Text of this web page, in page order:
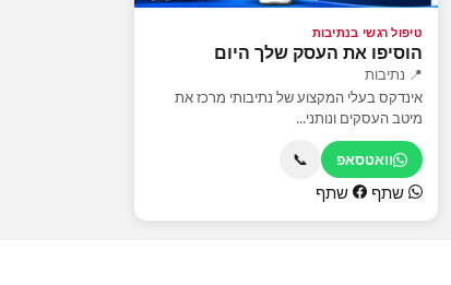
טיפול רגשי בנתיבות
הוסיפו את העסק שלך היום
📍 נתיבות
אינדקס בעלי המקצוע של נתיבותי מרכז את
מיטב העסקים ונותני...
וואטסאפ 📞
שתף שתף